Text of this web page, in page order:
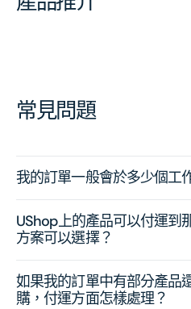
常見問題
我的訂單一般會於多少個工
UShop上的產品可以付運到
方案可以選擇？
如果我的訂單中有部分產品
購，付運方面怎樣處理？